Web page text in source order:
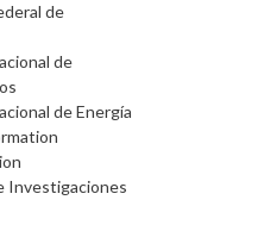
de
de
de Energía
Investigaciones